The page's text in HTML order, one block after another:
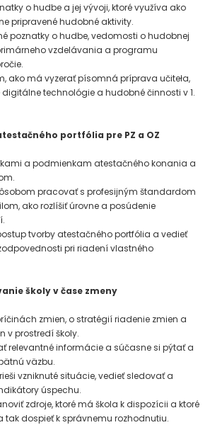
o hudbe a jej vývoji, ktoré využíva ako
pripravené hudobné aktivity.
poznatky o hudbe, vedomosti o hudobnej
vzdelávania a programu
ako má vyzerať písomná príprava učiteła,
technológie a hudobné činnosti v 1.
portfólia pre PZ a OZ
a podmienkam atestačného konania a
pracovať s profesijným štandardom
ako rozlíšiť úrovne a posúdenie
tvorby atestačného portfólia a vedieť
pri riadení vlastného
školy v čase zmeny
zmien, o stratégií riadenie zmien a
v prostredí školy.
relevantné informácie a súčasne si pýtať a
väzbu.
vzniknuté situácie, vedieť sledovať a
úspechu.
zdroje, ktoré má škola k dispozícii a ktoré
tak dospieť k správnemu rozhodnutiu.